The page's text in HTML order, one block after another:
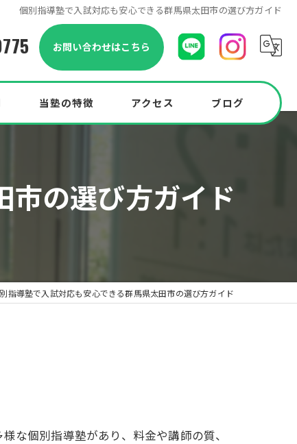
個別指導塾で入試対応も安心できる群馬県太田市の選び方ガイド
お問い合わせはこちら
当塾の特徴
Pocketプラン
アクセス ブログ
市の選び方ガイド
指導塾で入試対応も安心できる群馬県太田市の選び方ガイド
な個別指導塾があり、料金や講師の質、